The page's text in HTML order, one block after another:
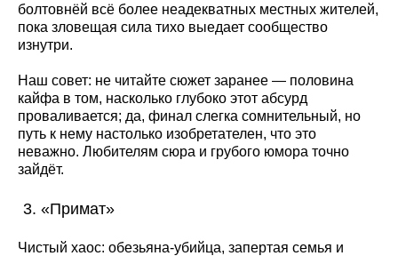
болтовнёй всё более неадекватных местных жителей,
пока зловещая сила тихо выедает сообщество
изнутри.
Наш совет: не читайте сюжет заранее — половина
кайфа в том, насколько глубоко этот абсурд
проваливается; да, финал слегка сомнительный, но
путь к нему настолько изобретателен, что это
неважно. Любителям сюра и грубого юмора точно
зайдёт.
«Примат»
Чистый хаос: обезьяна-убийца, запертая семья и